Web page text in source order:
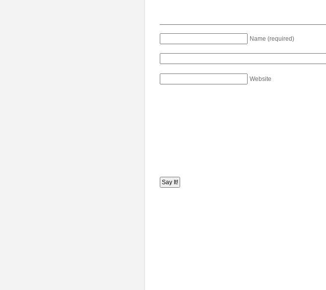
Name (required)
Website